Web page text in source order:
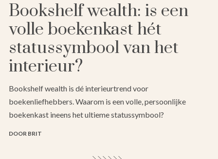
Bookshelf wealth: is een
volle boekenkast hét
statussymbool van het
interieur?
Bookshelf wealth is dé interieurtrend voor
boekenliefhebbers. Waarom is een volle, persoonlijke
boekenkast ineens het ultieme statussymbool?
DOOR BRIT